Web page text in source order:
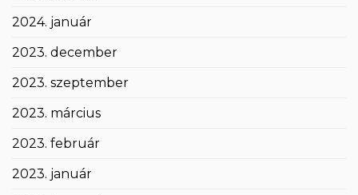
2024. január
2023. december
2023. szeptember
2023. március
2023. február
2023. január